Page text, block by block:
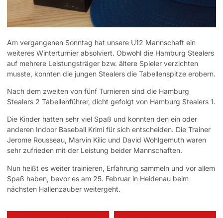
Am vergangenen Sonntag hat unsere U12 Mannschaft ein
weiteres Winterturnier absolviert. Obwohl die Hamburg Stealers
auf mehrere Leistungsträger bzw. ältere Spieler verzichten
musste, konnten die jungen Stealers die Tabellenspitze erobern.
Nach dem zweiten von fünf Turnieren sind die Hamburg
Stealers 2 Tabellenführer, dicht gefolgt von Hamburg Stealers 1.
Die Kinder hatten sehr viel Spaß und konnten den ein oder
anderen Indoor Baseball Krimi für sich entscheiden. Die Trainer
Jerome Rousseau, Marvin Kilic und David Wohlgemuth waren
sehr zufrieden mit der Leistung beider Mannschaften.
Nun heißt es weiter trainieren, Erfahrung sammeln und vor allem
Spaß haben, bevor es am 25. Februar in Heidenau beim
nächsten Hallenzauber weitergeht.